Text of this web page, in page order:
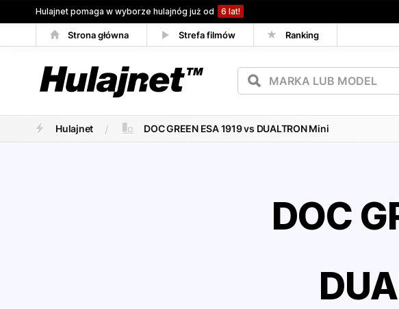
Hulajnet pomaga w wyborze hulajnóg już od 6 lat!
Strona główna Strefa filmów Ranking
Hulajnet DOC GREEN ESA 1919 vs DUALTRON Mini
DOC